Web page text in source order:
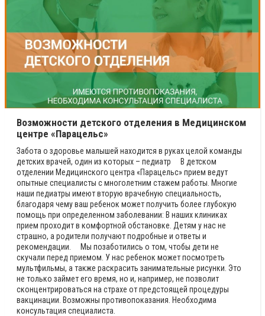
Возможности детского отделения в Медицинском
центре «Парацельс»
Забота о здоровье малышей находится в руках целой команды
детских врачей, один из которых – педиатр ⠀ В детском
отделении Медицинского центра «Парацельс» прием ведут
опытные специалисты с многолетним стажем работы. Многие
наши педиатры имеют вторую врачебную специальность,
благодаря чему ваш ребенок может получить более глубокую
помощь при определенном заболевании: В наших клиниках
прием проходит в комфортной обстановке. Детям у нас не
страшно, а родители получают подробные и ответы и
рекомендации. ⠀ Мы позаботились о том, чтобы дети не
скучали перед приемом. У нас ребенок может посмотреть
мультфильмы, а также раскрасить занимательные рисунки. Это
не только займет его время, но и, например, не позволит
сконцентрироваться на страхе от предстоящей процедуры
вакцинации. Возможны противопоказания. Необходима
консультация специалиста.